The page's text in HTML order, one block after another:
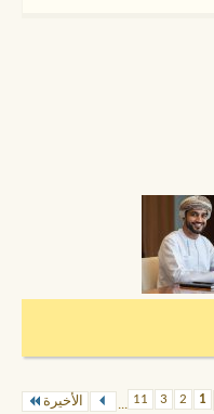
1
2
3
11
... الأخيرة